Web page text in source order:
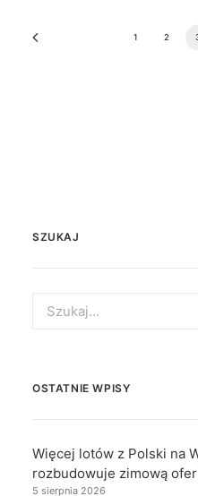
1 2
SZUKAJ
for:
OSTATNIE WPISY
Więcej lotów z Polski na
rozbudowuje zimową
5 sierpnia 2026